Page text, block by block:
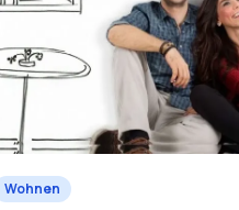
Wohnen